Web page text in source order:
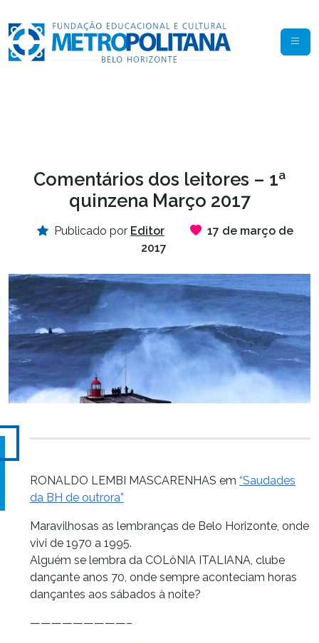
Comentários dos leitores – 1ª
quinzena Março 2017
Publicado por Editor
17 de março de
2017
RONALDO LEMBI MASCARENHAS em “Saudades
da BH de outrora”
Maravilhosas as lembranças de Belo Horizonte, onde
vivi de 1970 a 1995.
Alguém se lembra da COLôNIA ITALIANA, clube
dançante anos 70, onde sempre aconteciam horas
dançantes aos sábados à noite?
—————————–